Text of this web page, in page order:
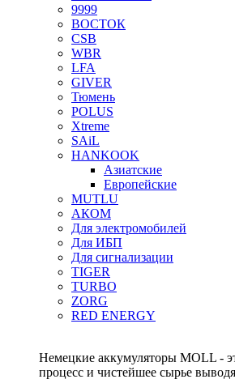
9999
ВОСТОК
CSB
WBR
LFA
GIVER
Тюмень
POLUS
Xtreme
SAiL
HANKOOK
Азиатские
Европейские
MUTLU
АКОМ
Для электромобилей
Для ИБП
Для сигнализации
TIGER
TURBO
ZORG
RED ENERGY
Немецкие аккумуляторы MOLL -
процесс и чистейшее сырье